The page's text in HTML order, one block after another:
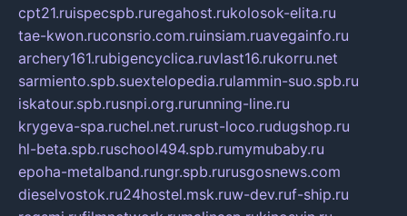
cpt21.ruispecspb.ruregahost.rukolosok-elita.ru
tae-kwon.ruconsrio.com.ruinsiam.ruavegainfo.ru
archery161.rubigencyclica.ruvlast16.rukorru.net
sarmiento.spb.suextelopedia.rulammin-suo.spb.ru
iskatour.spb.rusnpi.org.rurunning-line.ru
krygeva-spa.ruchel.net.rurust-loco.rudugshop.ru
hl-beta.spb.ruschool494.spb.rumymubaby.ru
epoha-metalband.rungr.spb.rurusgosnews.com
dieselvostok.ru24hostel.msk.ruw-dev.ruf-ship.ru